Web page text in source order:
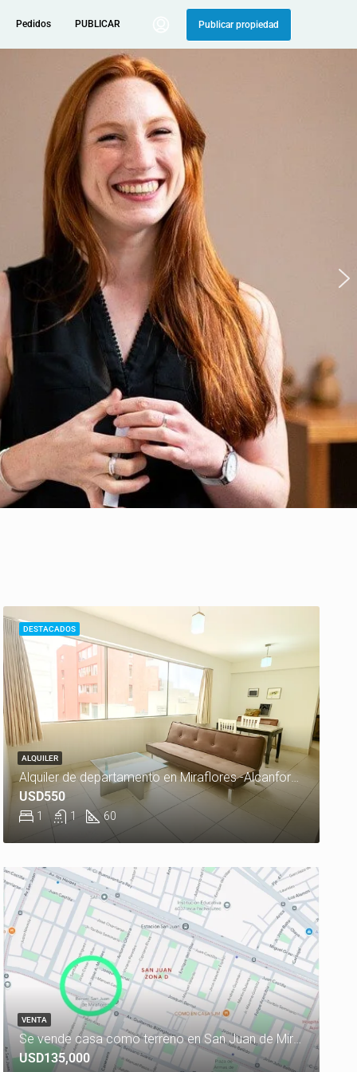
Pedidos PUBLICAR Publicar propiedad
Alquiler de departamento en Miraflores -Alcanfores
1 1 60
USD550
ALQUILER
DESTACADOS
Se vende casa como terreno en San Juan de Miraflores
USD135,000
VENTA